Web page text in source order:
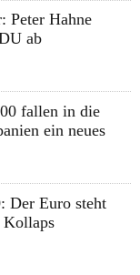
Peter Hahne
ab
fallen in die
ein neues
Der Euro steht
Kollaps